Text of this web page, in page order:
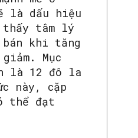
là dấu hiệu
tâm lý
khi tăng
Mục
là 12 đô la
này, cặp
thể đạt